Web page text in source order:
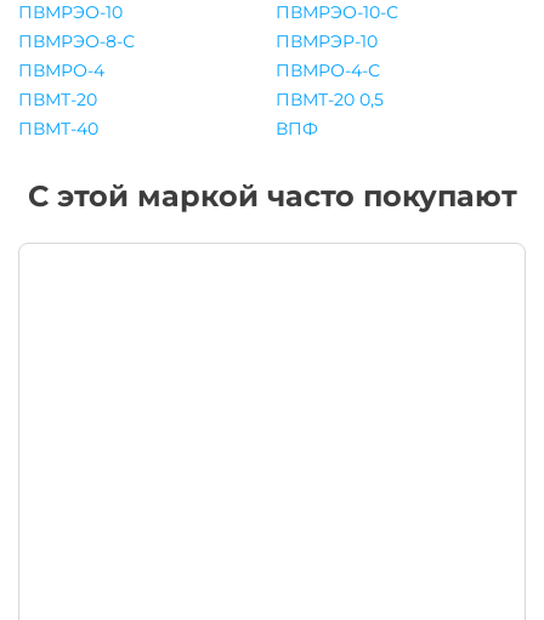
ПВМРЭО-10
ПВМРЭО-10-С
ПВМРЭО-8-С
ПВМРЭР-10
ПВМРО-4
ПВМРО-4-С
ПВМТ-20
ПВМТ-20 0,5
ПВМТ-40
ВПФ
С этой маркой часто покупают